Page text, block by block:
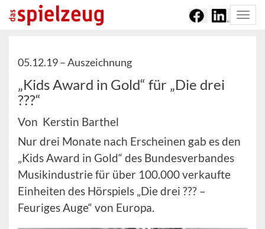
05.12.19 –Auszeichnung
„Kids Award in Gold“ für „Die drei
???“
Von Kerstin Barthel
Nur drei Monate nach Erscheinen gab es den
„Kids Award in Gold“ des Bundesverbandes
Musikindustrie für über 100.000 verkaufte
Einheiten des Hörspiels „Die drei ??? –
Feuriges Auge“ von Europa.